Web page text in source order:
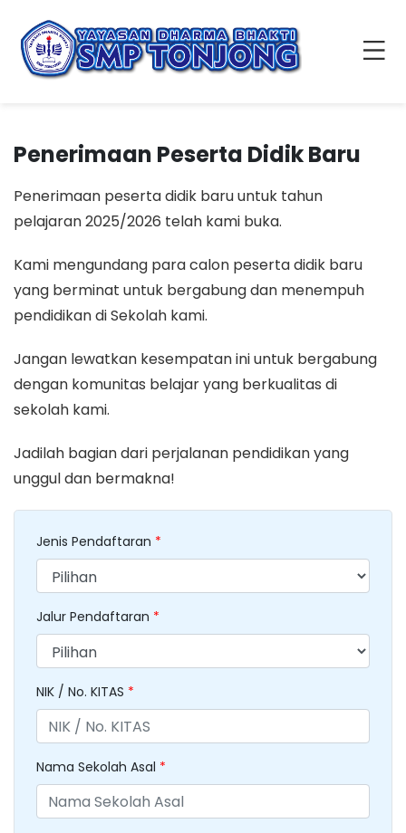
Penerimaan Peserta Didik Baru
Penerimaan peserta didik baru untuk tahun
pelajaran 2025/2026 telah kami buka.
Kami mengundang para calon peserta didik baru
yang berminat untuk bergabung dan menempuh
pendidikan di Sekolah kami.
Jangan lewatkan kesempatan ini untuk bergabung
dengan komunitas belajar yang berkualitas di
sekolah kami.
Jadilah bagian dari perjalanan pendidikan yang
unggul dan bermakna!
Jenis Pendaftaran *
Jalur Pendaftaran *
NIK / No. KITAS *
Nama Sekolah Asal *